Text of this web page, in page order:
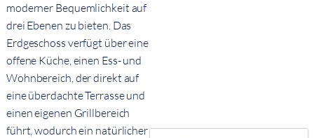
moderner Bequemlichkeit auf
drei Ebenen zu bieten. Das
Erdgeschoss verfügt über eine
offene Küche, einen Ess- und
Wohnbereich, der direkt auf
eine überdachte Terrasse und
einen eigenen Grillbereich
führt, wodurch ein natürlicher